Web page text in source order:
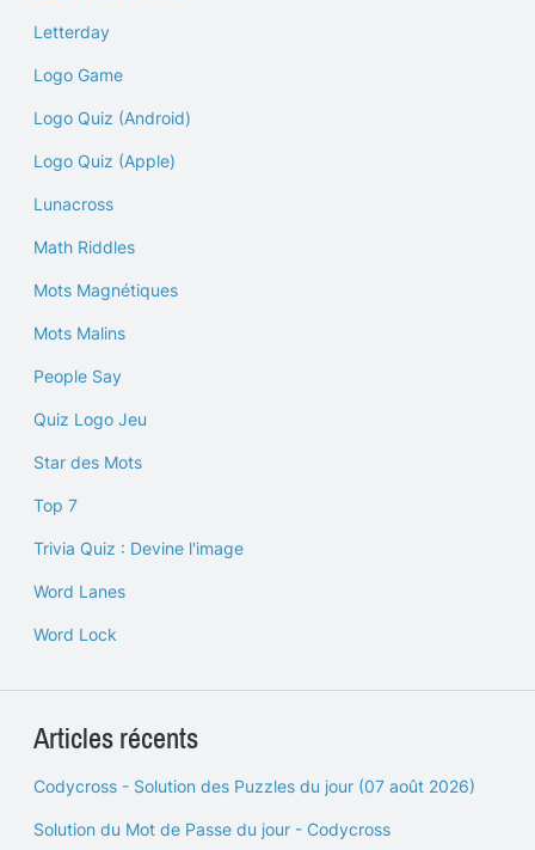
Letterday
Logo Game
Logo Quiz (Android)
Logo Quiz (Apple)
Lunacross
Math Riddles
Mots Magnétiques
Mots Malins
People Say
Quiz Logo Jeu
Star des Mots
Top 7
Trivia Quiz : Devine l'image
Word Lanes
Word Lock
Articles récents
Codycross - Solution des Puzzles du jour (07 août 2026)
Solution du Mot de Passe du jour - Codycross